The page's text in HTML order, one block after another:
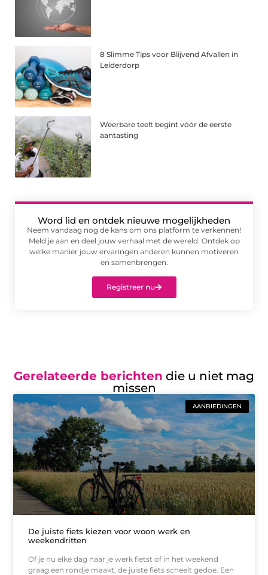
8 Slimme Tips voor Blijvend Afvallen in
Leiderdorp
Weerbare teelt begint vóór de eerste
aantasting
Word lid en ontdek nieuwe mogelijkheden
Neem vandaag nog de kans om ons platform te verkennen!
Meld je aan en deel jouw verhaal met de wereld. Ontdek op
welke manier jouw ervaringen anderen kunnen motiveren
en samenbrengen.
Registreer nu
Gerelateerde berichten die u niet mag
missen
AANBIEDINGEN
De juiste fiets kiezen voor woon werk en
weekendritten
Of je nu elke dag naar je werk fietst of in het weekend
graag een rondje maakt, de juiste fiets scheelt gedoe. Een